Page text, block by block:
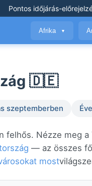
Pontos időjárás-
Afrika ▼
🇩🇪
szeptemberben
felhős. Nézze meg
— az összes
most